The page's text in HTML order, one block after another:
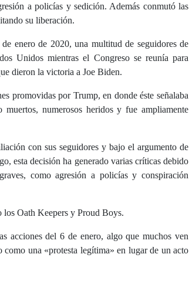
a policías y sedición. Además conmutó las
su liberación.
enero de 2020, una multitud de seguidores de
Unidos mientras el Congreso se reunía para
dieron la victoria a Joe Biden.
promovidas por Trump, en donde éste señalaba
numerosos heridos y fue ampliamente
con sus seguidores y bajo el argumento de
esta decisión ha generado varias críticas debido
como agresión a policías y conspiración
los Oath Keepers y Proud Boys.
acciones del 6 de enero, algo que muchos ven
una «protesta legítima» en lugar de un acto